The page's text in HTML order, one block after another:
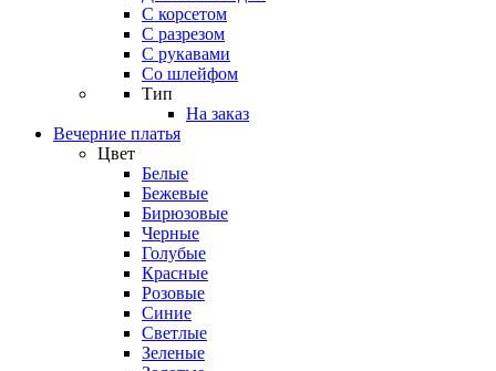
С корсетом
С разрезом
С рукавами
Со шлейфом
Тип
На заказ
Вечерние платья
Цвет
Белые
Бежевые
Бирюзовые
Черные
Голубые
Красные
Розовые
Синие
Светлые
Зеленые